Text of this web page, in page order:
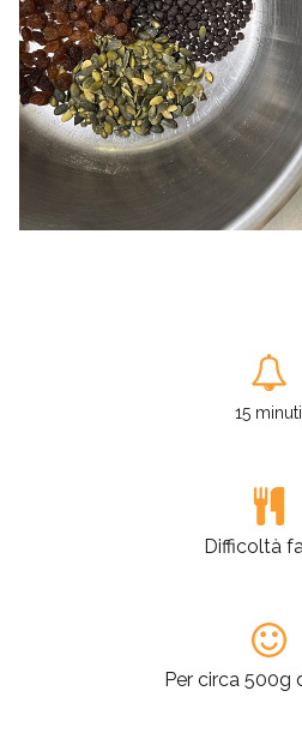
15 minuti
Difficoltà
Per circa 500g